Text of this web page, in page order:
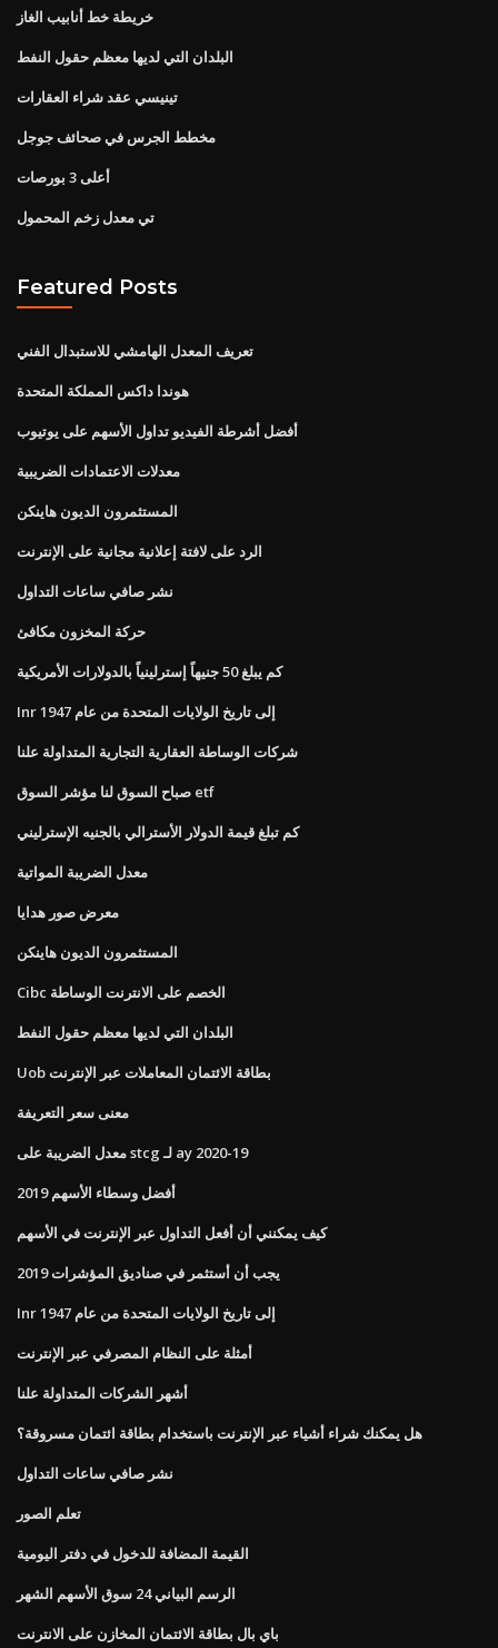
خريطة خط أنابيب الغاز
البلدان التي لديها معظم حقول النفط
تينيسي عقد شراء العقارات
مخطط الجرس في صحائف جوجل
أعلى 3 بورصات
تي معدل زخم المحمول
Featured Posts
تعريف المعدل الهامشي للاستبدال الفني
هوندا داكس المملكة المتحدة
أفضل أشرطة الفيديو تداول الأسهم على يوتيوب
معدلات الاعتمادات الضريبية
المستثمرون الديون هاينكن
الرد على لافتة إعلانية مجانية على الإنترنت
نشر صافي ساعات التداول
حركة المخزون مكافئ
كم يبلغ 50 جنيهاً إسترلينياً بالدولارات الأمريكية
Inr إلى تاريخ الولايات المتحدة من عام 1947
شركات الوساطة العقارية التجارية المتداولة علنا
صباح السوق لنا مؤشر السوق etf
كم تبلغ قيمة الدولار الأسترالي بالجنيه الإسترليني
معدل الضريبة المواتية
معرض صور هدايا
المستثمرون الديون هاينكن
Cibc الخصم على الانترنت الوساطة
البلدان التي لديها معظم حقول النفط
Uob بطاقة الائتمان المعاملات عبر الإنترنت
معنى سعر التعريفة
معدل الضريبة على stcg لـ ay 2020-19
أفضل وسطاء الأسهم 2019
كيف يمكنني أن أفعل التداول عبر الإنترنت في الأسهم
يجب أن أستثمر في صناديق المؤشرات 2019
Inr إلى تاريخ الولايات المتحدة من عام 1947
أمثلة على النظام المصرفي عبر الإنترنت
أشهر الشركات المتداولة علنا
هل يمكنك شراء أشياء عبر الإنترنت باستخدام بطاقة ائتمان مسروقة؟
نشر صافي ساعات التداول
تعلم الصور
القيمة المضافة للدخول في دفتر اليومية
الرسم البياني 24 سوق الأسهم الشهر
باي بال بطاقة الائتمان المخازن على الانترنت